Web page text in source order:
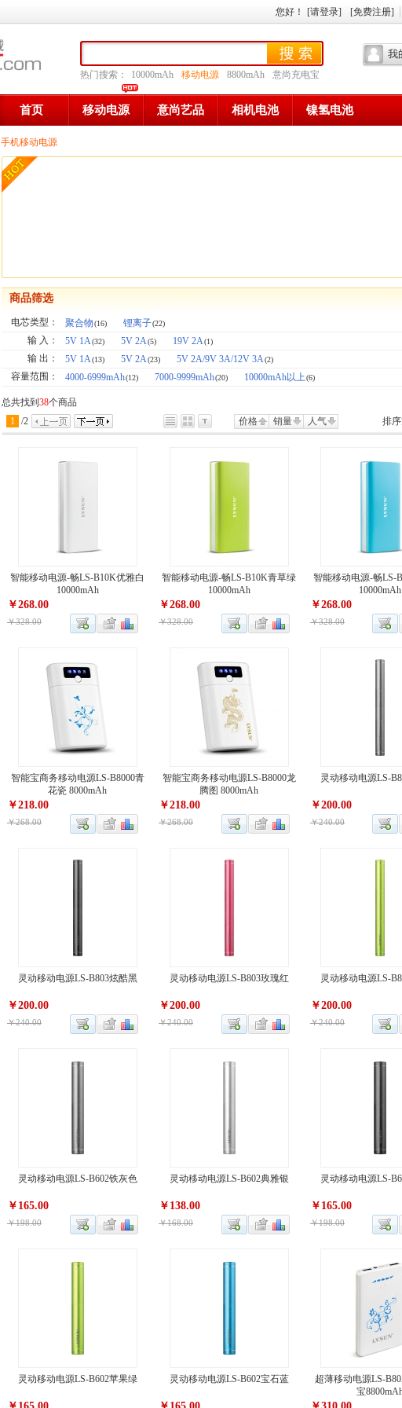
热门搜索：
10000mAh 移动电源 8800mAh 意尚充电宝
首页 移动电源 意尚艺品 相机电池 镍氢电池
您好 ！ [请登录] [免费注册]
我
手机移动电源
商品筛选
电芯类型： 聚合物(16) 锂离子(22)
输 入： 5V 1A(32) 5V 2A(5) 19V 2A(1)
输 出： 5V 1A(13) 5V 2A(23) 5V 2A/9V 3A/12V 3A(2)
容量范围： 4000-6999mAh(12) 7000-9999mAh(20) 10000mAh以上(6)
总共找到 38个商品
1 /2 价格 销量 人气 排
智能移动电源-畅LS-B10K优雅白
10000mAh
￥268.00
￥328.00
智能移动电源-畅LS-B10K青草绿
10000mAh
￥268.00
￥328.00
智能移动电源-畅LS-
10000mAh
￥268.00
￥328.00
智能宝商务移动电源LS-B8000青
花瓷 8000mAh
￥218.00
￥268.00
智能宝商务移动电源LS-B8000龙
腾图 8000mAh
￥218.00
￥268.00
灵动移动电源LS-
￥200.00
￥240.00
灵动移动电源LS-B803炫酷黑
￥200.00
￥240.00
灵动移动电源LS-B803玫瑰红
￥200.00
￥240.00
灵动移动电源LS-
￥200.00
￥240.00
灵动移动电源LS-B602铁灰色
￥165.00
￥198.00
灵动移动电源LS-B602典雅银
￥138.00
￥168.00
灵动移动电源LS-
￥165.00
￥198.00
灵动移动电源LS-B602苹果绿 灵动移动电源LS-B602宝石蓝
超薄移动电源LS-
宝